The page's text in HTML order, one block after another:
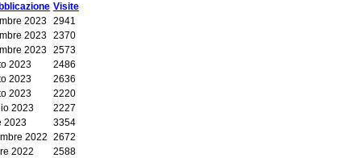
Visite
2023 2941
2023 2370
2023 2573
2023
2486
2023
2636
2023
2220
2023
2227
2023
3354
2022 2672
2022
2588